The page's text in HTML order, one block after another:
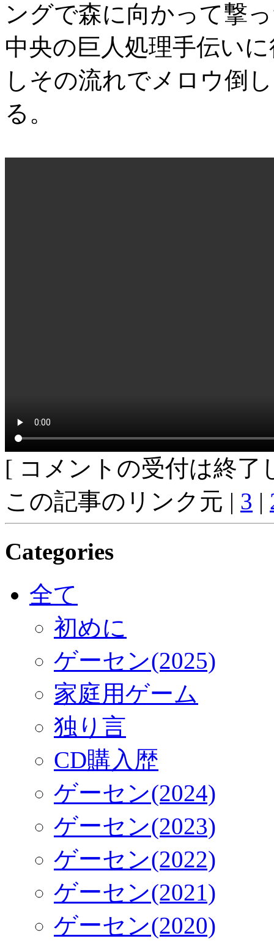
ングで森に向かって撃
中央の巨人処理手伝い
しその流れでメロウ倒
る。
[ コメントの受付は終了
この記事のリンク元 | 3 |
Categories
全て
初めに
ゲーセン(2025)
家庭用ゲーム
独り言
CD購入歴
ゲーセン(2024)
ゲーセン(2023)
ゲーセン(2022)
ゲーセン(2021)
ゲーセン(2020)